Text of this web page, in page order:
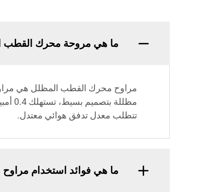
ما هي مروحة محرك القطب
مراوح محرك القطب المظلل هي
تتطلب معدل تدفق هوائي معتدل.
ما هي فوائد استخدام